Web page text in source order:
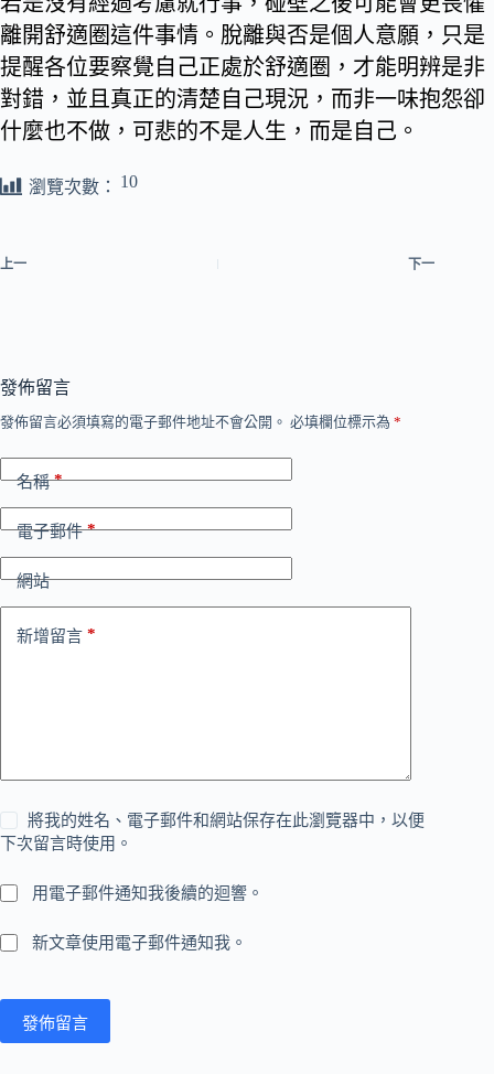
離開舒適圈這件事情。脫離與否是個人意願，只是
提醒各位要察覺自己正處於舒適圈，才能明辨是非
對錯，並且真正的清楚自己現況，而非一味抱怨卻
什麼也不做，可悲的不是人生，而是自己。
瀏覽次數： 10
上一 下一
發佈留言
發佈留言必須填寫的電子郵件地址不會公開。 必填欄位標示為 *
名稱*
電子郵件*
網站
新增留言 *
將我的姓名、電子郵件和網站保存在此瀏覽器中，以便
下次留言時使用。
用電子郵件通知我後續的迴響。
新文章使用電子郵件通知我。
發佈留言